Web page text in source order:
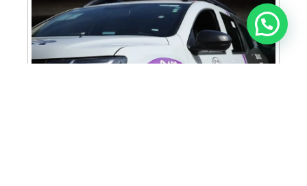
Anunciar ou recomendar matéria